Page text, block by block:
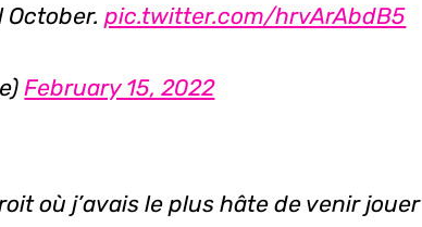
October.pic.twitter.com/hrvArAbdB5
February 15, 2022
où j’avais le plus hâte de venir jouer